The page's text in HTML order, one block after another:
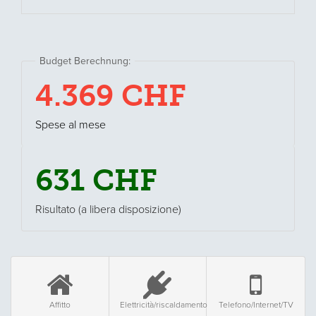
4.369 CHF
Spese al mese
631 CHF
Risultato (a libera disposizione)
Affitto Elettricità/riscaldamento Telefono/Internet/TV